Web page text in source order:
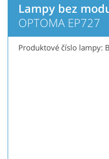
Lampy bez
OPTOMA EP727
Produktové číslo lampy: